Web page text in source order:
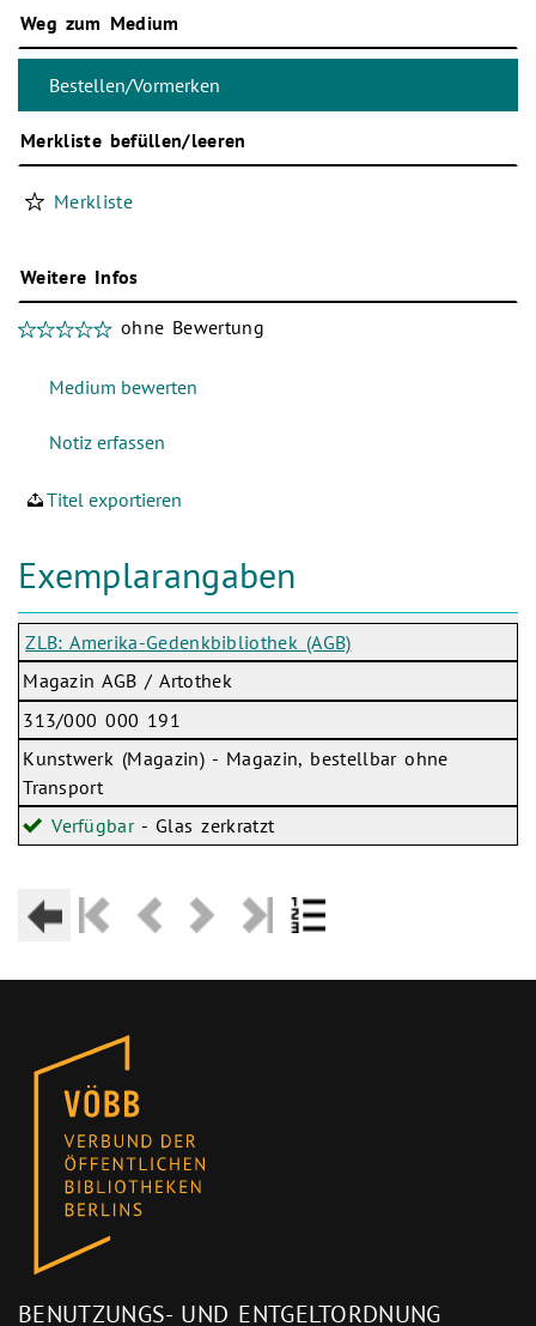
Weg zum Medium
Merkliste befüllen/leeren
Merkliste
Weitere Infos
ohne Bewertung
Titel exportieren
Exemplarangaben
ZLB: Amerika-Gedenkbibliothek (AGB)
Magazin AGB / Artothek
313/000 000 191
Kunstwerk (Magazin) - Magazin, bestellbar ohne
Transport
Verfügbar- Glas zerkratzt
BENUTZUNGS- UND ENTGELTORDNUNG